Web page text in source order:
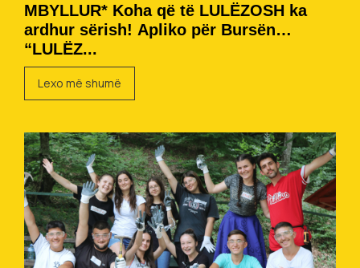
MBYLLUR* Koha që të LULËZOSH ka
ardhur sërish! Apliko për Bursën
“LULËZ...
Lexo më shumë